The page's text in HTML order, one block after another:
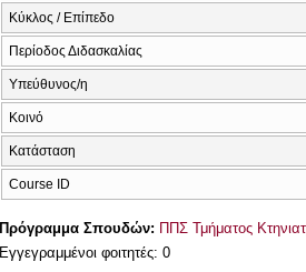
Κύκλος / Επίπεδο
Περίοδος Διδασκαλίας
Υπεύθυνος/η
Κοινό
Κατάσταση
Course ID
Πρόγραμμα Σπουδών: ΠΠΣ Τμήματος
Εγγεγραμμένοι φοιτητές: 0